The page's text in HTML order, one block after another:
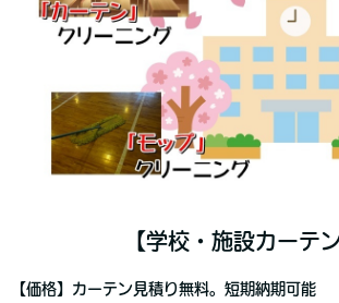
【学校・施設カーテン
【価格】カーテン見積り無料。短期納期可能